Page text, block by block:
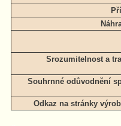
Srozumitelnost a
Souhrnné odůvodnění
Odkaz na stránky